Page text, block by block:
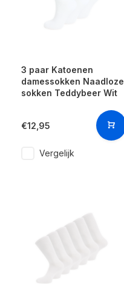
3 paar Katoenen
damessokken Naadloze
sokken Teddybeer Wit
€12,95
Vergelijk